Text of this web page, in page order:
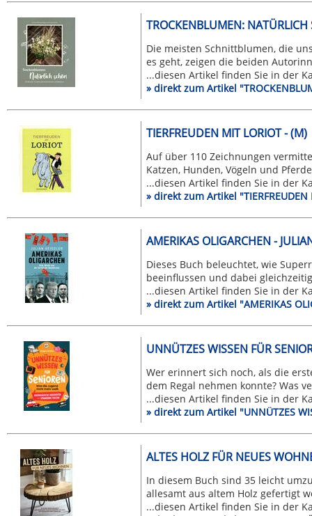
TROCKENBLUMEN:
Die meisten Schnittblumen, die
es geht, zeigen die beiden
...diesen Artikel finden Sie in der
» direkt zum Artikel
TIERFREUDEN MIT LORIOT - (M)
Auf über 110 Zeichnungen
Katzen, Hunden, Vögeln und
...diesen Artikel finden Sie in der
» direkt zum Artikel "TIERFREUDEN
AMERIKAS OLIGARCHEN -
Dieses Buch beleuchtet, wie
beeinflussen und dabei
...diesen Artikel finden Sie in der
» direkt zum Artikel "AMERIKAS
UNNÜTZES WISSEN FÜR
Wer erinnert sich noch, als die
dem Regal nehmen konnte? Was
...diesen Artikel finden Sie in der
» direkt zum Artikel "UNNÜTZES
ALTES HOLZ FÜR NEUES
In diesem Buch sind 35 leicht
allesamt aus altem Holz gefertigt
...diesen Artikel finden Sie in der